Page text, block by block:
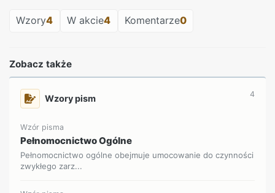
Wzory4 W akcie4 Komentarze0
Zobacz także
Wzory pism 4
Wzór pisma
Pełnomocnictwo Ogólne
Pełnomocnictwo ogólne obejmuje umocowanie do czynności
zwykłego zarz...